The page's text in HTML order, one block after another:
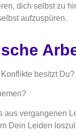
dich selbst zu
aufzuspüren.
besitzt Du?
aus vergangenen
Dein Leiden